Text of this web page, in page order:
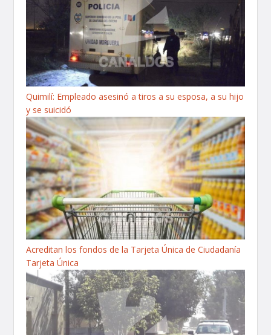
Quimilí: Empleado asesinó a tiros a su esposa, a su hijo
y se suicidó
Acreditan los fondos de la Tarjeta Única de Ciudadanía
Tarjeta Única